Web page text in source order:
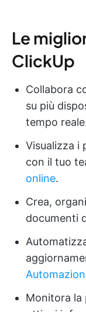
Le
ClickUp
Collabora
su più
tempo
Visualizza i
con il tuo
online.
Crea,
documenti
Monitora la